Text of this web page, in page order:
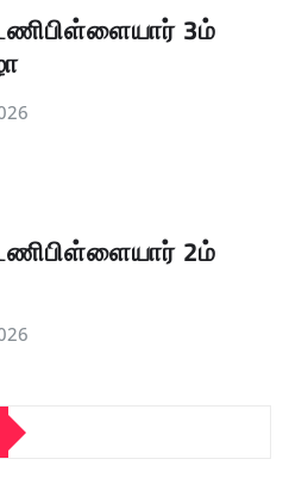
3ம்
2ம்